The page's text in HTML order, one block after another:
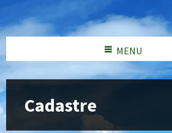
MENU
Cadastre